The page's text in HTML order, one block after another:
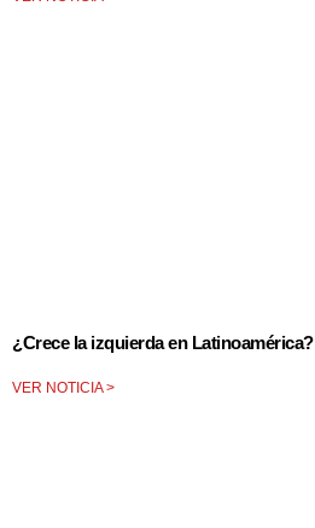
¿Crece la izquierda en Latinoamérica?
VER NOTICIA >